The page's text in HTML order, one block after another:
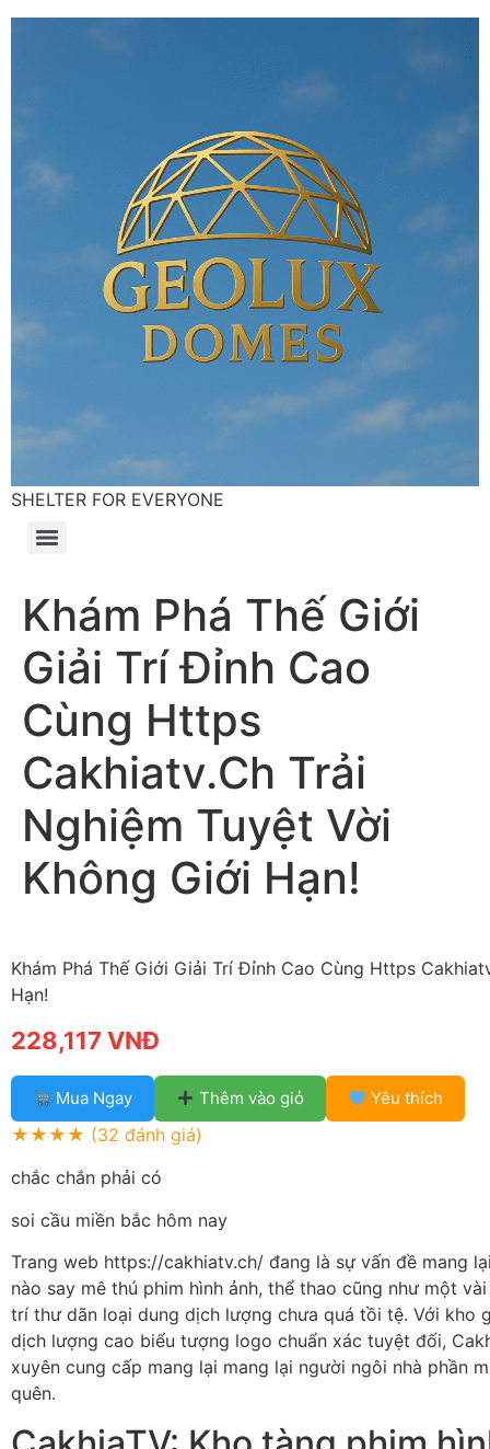
SHELTER FOR EVERYONE
Khám Phá Thế Giới
Giải Trí Đỉnh Cao
Cùng Https
Cakhiatv.Ch Trải
Nghiệm Tuyệt Vời
Không Giới Hạn!
Khám Phá Thế Giới Giải Trí Đỉnh Cao Cùng Https
Hạn!
228,117 VNĐ
Mua Ngay Thêm vào giỏ Yêu thích
★★★★ (32 đánh giá)
chắc chắn phải có
soi cầu miền bắc hôm nay
Trang web https://cakhiatv.ch/ đang là sự vấn đề mang
nào say mê thú phim hình ảnh, thể thao cũng như một
trí thư dãn loại dung dịch lượng chưa quá tồi tệ. Với kho
dịch lượng cao biểu tượng logo chuẩn xác tuyệt đối,
xuyên cung cấp mang lại mang lại người ngôi nhà phần
quên.